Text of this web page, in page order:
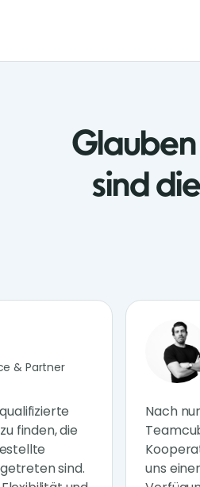
Glauben
sind
& Partner
finden, die
sind.
Nach
uns